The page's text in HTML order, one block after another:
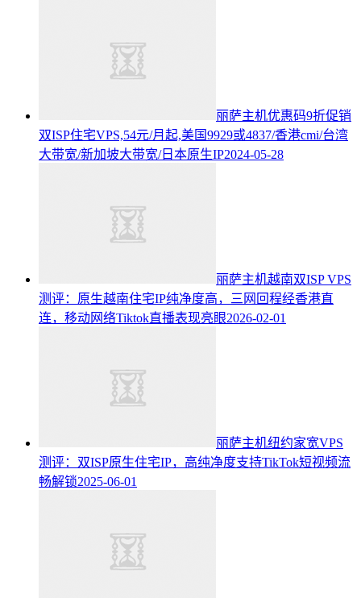
丽萨主机优惠码9折促销
双ISP住宅VPS,54元/月起,美国9929或4837/香港cmi/台湾
大带宽/新加坡大带宽/日本原生IP2024-05-28
丽萨主机越南双ISP VPS
测评：原生越南住宅IP纯净度高，三网回程经香港直
连，移动网络Tiktok直播表现亮眼2026-02-01
丽萨主机纽约家宽VPS
测评：双ISP原生住宅IP，高纯净度支持TikTok短视频流
畅解锁2025-06-01